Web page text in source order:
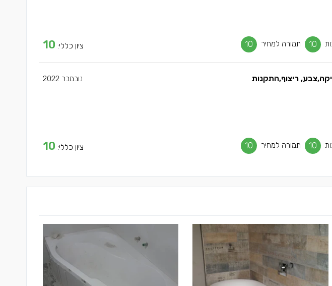
10 תמורה למחיר 10 ציון כללי: 10
ריצוף,התקנות נובמבר 2022
10 תמורה למחיר 10 ציון כללי: 10